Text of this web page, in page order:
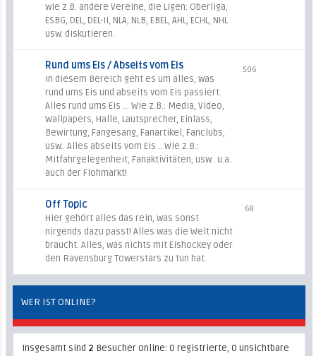
wie z.B. andere Vereine, die Ligen: Oberliga,
ESBG, DEL, DEL-II, NLA, NLB, EBEL, AHL, ECHL, NHL
usw. diskutieren.
Rund ums Eis / Abseits vom Eis
In diesem Bereich geht es um alles, was
rund ums Eis und abseits vom Eis passiert.
Alles rund ums Eis ... Wie z.B.: Media, Video,
Wallpapers, Halle, Lautsprecher, Einlass,
Bewirtung, Fangesang, Fanartikel, Fanclubs,
usw.. Alles abseits vom Eis .. Wie z.B.:
Mitfahrgelegenheit, Fanaktivitäten, usw.. u.a.
auch der Flohmarkt!
506
Off Topic
Hier gehört alles das rein, was sonst
nirgends dazu passt! Alles was die Welt nicht
braucht. Alles, was nichts mit Eishockey oder
den Ravensburg Towerstars zu tun hat.
68
WER IST ONLINE?
Insgesamt sind 2 Besucher online: 0 registrierte, 0 unsichtbare